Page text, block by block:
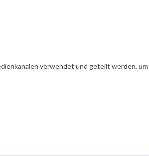
verwendet und geteilt